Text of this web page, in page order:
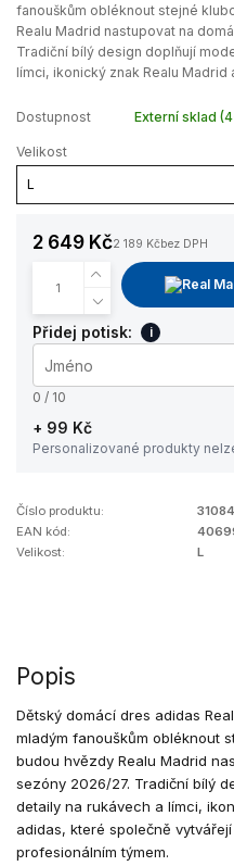
fanouškům obléknout stejné
Realu Madrid nastupovat na
Tradiční bílý design doplňují
límci, ikonický znak Realu Madrid
Dostupnost Externí sklad
Velikost
2 649 Kč2 189 Kčbez DPH
Přidej potisk: i
0 / 10
+ 99 Kč
Personalizované produkty
Číslo produktu:
EAN kód:
Velikost:
L
Popis
Dětský domácí dres adidas
mladým fanouškům obléknout
budou hvězdy Realu Madrid
sezóny 2026/27. Tradiční bílý
detaily na rukávech a límci,
adidas, které společně
profesionálním týmem.